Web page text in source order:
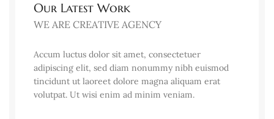
Our Latest Work
WE ARE CREATIVE AGENCY
Accum luctus dolor sit amet, consectetuer
adipiscing elit, sed diam nonummy nibh euismod
tincidunt ut laoreet dolore magna aliquam erat
volutpat. Ut wisi enim ad minim veniam.